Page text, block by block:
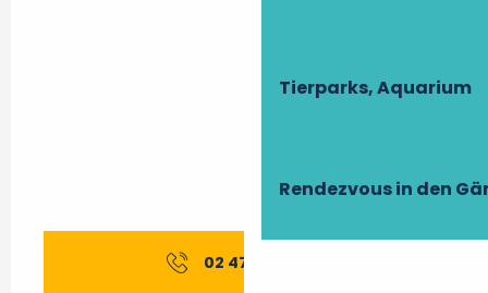
Tierparks, Aquarium
Rendezvous in den
02 47 45 42